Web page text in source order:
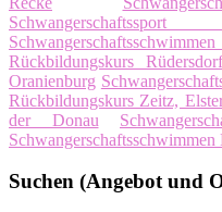
Rückbildungskurs
Oranienburg
Rückbildungskurs Zeitz,
der Donau
Schwangerschaftsschwimmen
Suchen (Angebot und